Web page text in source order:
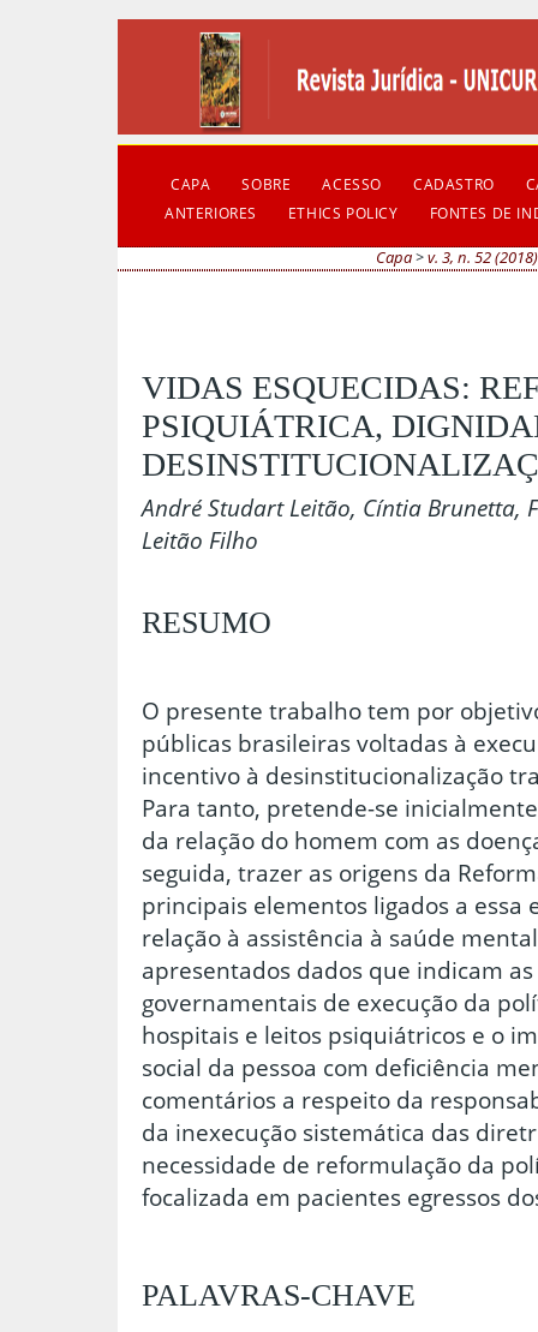
CAPA SOBRE ACESSO CADASTRO
ANTERIORES
ETHICS POLICY FONTES DE
Capa>v. 3, n. 52 (2018)
VIDAS ESQUECIDAS:
PSIQUIÁTRICA,
André Studart Leitão, Cíntia Brunetta,
Leitão Filho
RESUMO
O presente trabalho tem por
públicas brasileiras voltadas à
incentivo à desinstitucionalização
Para tanto, pretende-se
da relação do homem com as
seguida, trazer as origens da
principais elementos ligados a essa
relação à assistência à saúde
apresentados dados que indicam
governamentais de execução da
hospitais e leitos psiquiátricos e o
social da pessoa com deficiência
comentários a respeito da
da inexecução sistemática das
necessidade de reformulação da
focalizada em pacientes egressos
PALAVRAS-CHAVE